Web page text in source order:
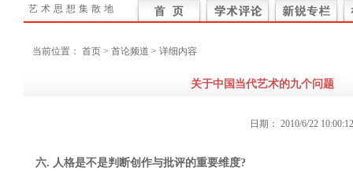
艺术思想集散地
当前位置： 首页 > 首论频道 > 详细内容
关于中国当代艺术的九个问题
日期： 2010/6/22 10:00:12
六. 人格是不是判断创作与批评的重要维度?